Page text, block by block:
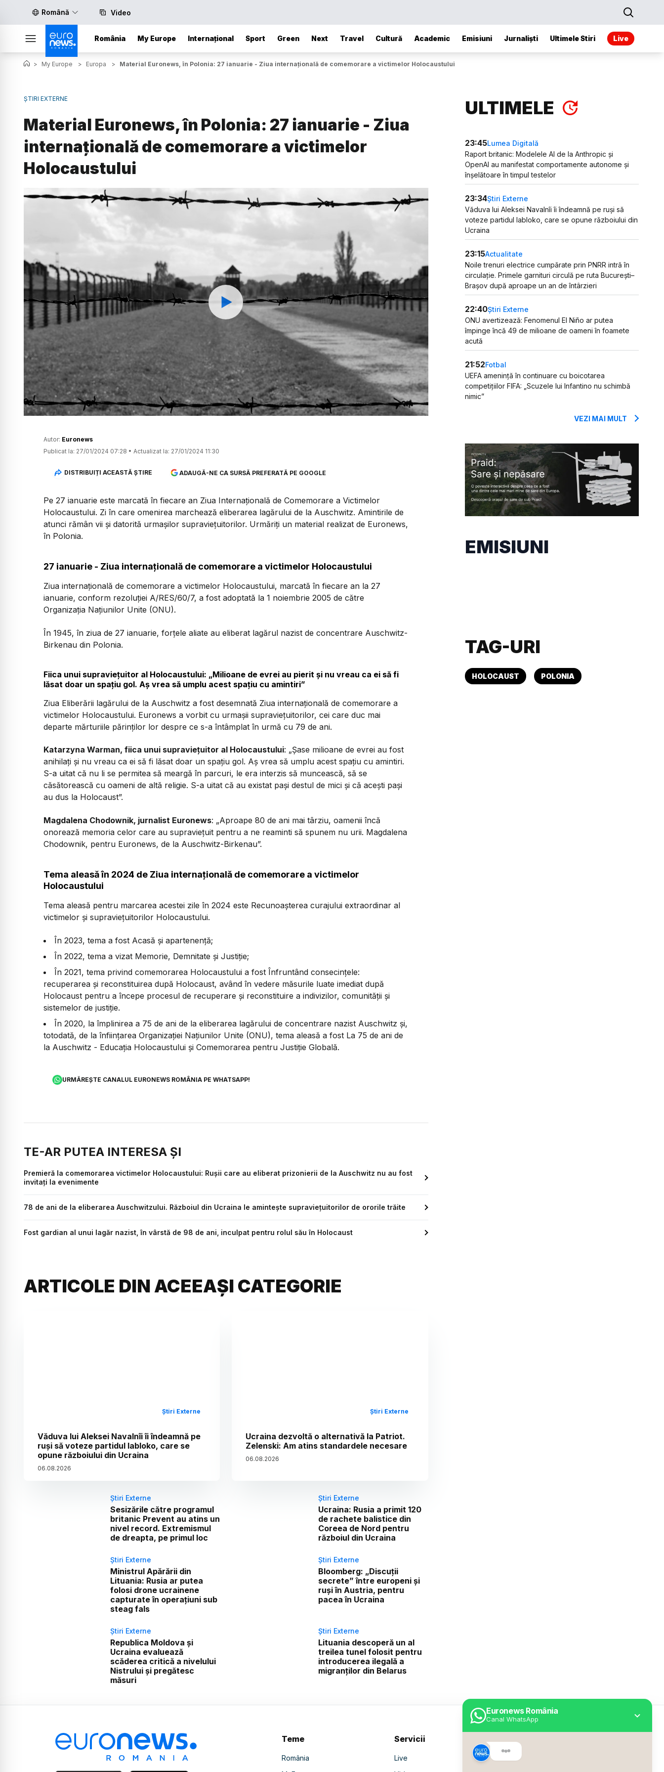
Română Video
România My Europe Internațional Sport Green Next Travel Cultură Academic Emisiuni Jurnaliști Ultimele Stiri Live
Euronews România
Canal WhatsApp
> My Europe > Europa > Material Euronews, în Polonia: 27 ianuarie - Ziua internaţională de comemorare a victimelor Holocaustului
ȘTIRI EXTERNE
Material Euronews, în Polonia: 27 ianuarie - Ziua
internaţională de comemorare a victimelor
Holocaustului
Watch
Autor: Euronews
Publicat la: 27/01/2024 07:28 • Actualizat la: 27/01/2024 11:30
DISTRIBUIȚI ACEASTĂ ȘTIRE ADAUGĂ-NE CA SURSĂ PREFERATĂ PE GOOGLE
Pe 27 ianuarie este marcată în fiecare an Ziua Internațională de Comemorare a Victimelor
Holocaustului. Zi în care omenirea marchează eliberarea lagărului de la Auschwitz. Amintirile de
atunci rămân vii și datorită urmașilor supraviețuitorilor. Urmăriți un material realizat de Euronews,
în Polonia.
27 ianuarie - Ziua internaţională de comemorare a victimelor Holocaustului
Ziua internaţională de comemorare a victimelor Holocaustului, marcată în fiecare an la 27
ianuarie, conform rezoluţiei A/RES/60/7, a fost adoptată la 1 noiembrie 2005 de către
Organizaţia Naţiunilor Unite (ONU).
În 1945, în ziua de 27 ianuarie, forţele aliate au eliberat lagărul nazist de concentrare Auschwitz-
Birkenau din Polonia.
Fiica unui supraviețuitor al Holocaustului: „Milioane de evrei au pierit și nu vreau ca ei să fi
lăsat doar un spațiu gol. Aș vrea să umplu acest spațiu cu amintiri”
Ziua Eliberării lagărului de la Auschwitz a fost desemnată Ziua internațională de comemorare a
victimelor Holocaustului. Euronews a vorbit cu urmașii supraviețuitorilor, cei care duc mai
departe mărturiile părinților lor despre ce s-a întâmplat în urmă cu 79 de ani.
Katarzyna Warman, fiica unui supraviețuitor al Holocaustului: „Șase milioane de evrei au fost
anihilați și nu vreau ca ei să fi lăsat doar un spațiu gol. Aș vrea să umplu acest spațiu cu amintiri.
S-a uitat că nu li se permitea să meargă în parcuri, le era interzis să muncească, să se
căsătorească cu oameni de altă religie. S-a uitat că au existat pași destul de mici și că acești pași
au dus la Holocaust”.
Magdalena Chodownik, jurnalist Euronews: „Aproape 80 de ani mai târziu, oamenii încă
onorează memoria celor care au supraviețuit pentru a ne reaminti să spunem nu urii. Magdalena
Chodownik, pentru Euronews, de la Auschwitz-Birkenau”.
Tema aleasă în 2024 de Ziua internaţională de comemorare a victimelor
Holocaustului
Tema aleasă pentru marcarea acestei zile în 2024 este Recunoaşterea curajului extraordinar al
victimelor şi supravieţuitorilor Holocaustului.
În 2023, tema a fost Acasă şi apartenenţă;
În 2022, tema a vizat Memorie, Demnitate şi Justiţie;
În 2021, tema privind comemorarea Holocaustului a fost Înfruntând consecinţele:
recuperarea şi reconstituirea după Holocaust, având în vedere măsurile luate imediat după
Holocaust pentru a începe procesul de recuperare şi reconstituire a indivizilor, comunităţii şi
sistemelor de justiţie.
În 2020, la împlinirea a 75 de ani de la eliberarea lagărului de concentrare nazist Auschwitz şi,
totodată, de la înfiinţarea Organizaţiei Naţiunilor Unite (ONU), tema aleasă a fost La 75 de ani de
la Auschwitz - Educaţia Holocaustului şi Comemorarea pentru Justiţie Globală.
URMĂREȘTE CANALUL EURONEWS ROMÂNIA PE WHATSAPP!
TE-AR PUTEA INTERESA ȘI
Premieră la comemorarea victimelor Holocaustului: Rușii care au eliberat prizonierii de la Auschwitz nu au fost
invitați la evenimente
78 de ani de la eliberarea Auschwitzului. Războiul din Ucraina le amintește supraviețuitorilor de ororile trăite
Fost gardian al unui lagăr nazist, în vârstă de 98 de ani, inculpat pentru rolul său în Holocaust
ARTICOLE DIN ACEEAȘI CATEGORIE
Știri Externe
Văduva lui Aleksei Navalnîi îi îndeamnă pe
ruși să voteze partidul Iabloko, care se
opune războiului din Ucraina
06.08.2026
Știri Externe
Ucraina dezvoltă o alternativă la Patriot.
Zelenski: Am atins standardele necesare
06.08.2026
Știri Externe
Sesizările către programul
britanic Prevent au atins un
nivel record. Extremismul
de dreapta, pe primul loc
Știri Externe
Ucraina: Rusia a primit 120
de rachete balistice din
Coreea de Nord pentru
războiul din Ucraina
Știri Externe
Ministrul Apărării din
Lituania: Rusia ar putea
folosi drone ucrainene
capturate în operațiuni sub
steag fals
Știri Externe
Bloomberg: „Discuții
secrete” între europeni și
ruși în Austria, pentru
pacea în Ucraina
Știri Externe
Republica Moldova și
Ucraina evaluează
scăderea critică a nivelului
Nistrului și pregătesc
măsuri
Știri Externe
Lituania descoperă un al
treilea tunel folosit pentru
introducerea ilegală a
migranților din Belarus
ULTIMELE
23:45Lumea Digitală
Raport britanic: Modelele AI de la Anthropic și
OpenAI au manifestat comportamente autonome și
înșelătoare în timpul testelor
23:34Știri Externe
Văduva lui Aleksei Navalnîi îi îndeamnă pe ruși să
voteze partidul Iabloko, care se opune războiului din
Ucraina
23:15Actualitate
Noile trenuri electrice cumpărate prin PNRR intră în
circulație. Primele garnituri circulă pe ruta București–
Brașov după aproape un an de întârzieri
22:40Știri Externe
ONU avertizează: Fenomenul El Niño ar putea
împinge încă 49 de milioane de oameni în foamete
acută
21:52Fotbal
UEFA amenință în continuare cu boicotarea
competițiilor FIFA: „Scuzele lui Infantino nu schimbă
nimic”
VEZI MAI MULT
EMISIUNI
TAG-URI
HOLOCAUST POLONIA
Teme
România
Servicii
Live
Despre Euronews